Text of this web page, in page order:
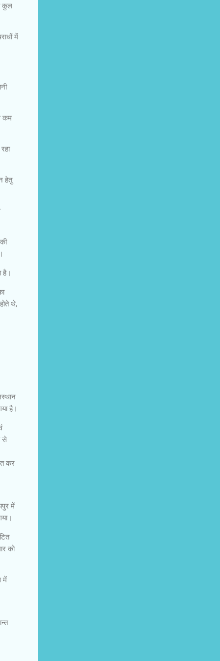
कुल
में
कम
हेतु
है।
थे,
है।
से
कर
में
को
में